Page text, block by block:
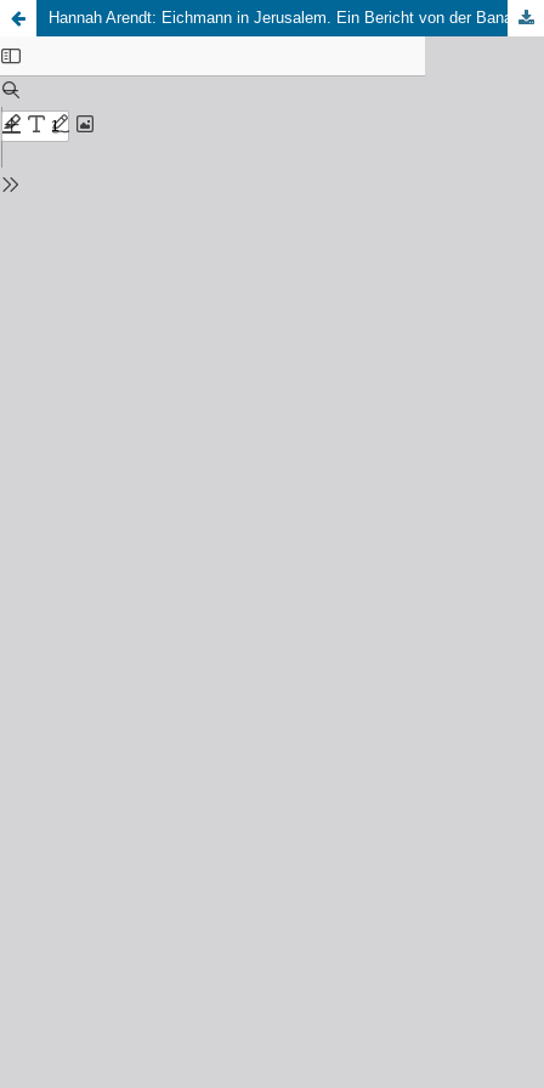
Hannah Arendt: Eichmann in Jerusalem. Ein Bericht von der Banalität des Bösen, aus dem amerikanischen Englisch von Brigitte Granzow, hrsg. von Thomas Meyer, mit einem Nachwort von Helmut König, erweiterte Neuausgabe, München: Piper 2022.